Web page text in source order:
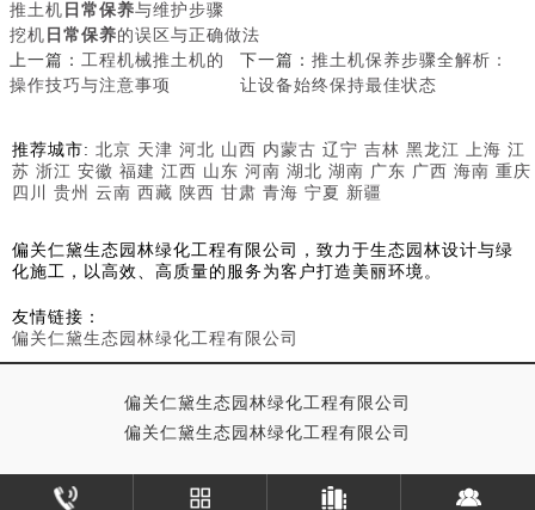
推土机 日常保养与维护步骤
挖机 日常保养的误区与正确做法
上一篇： 工程机械推土机的
操作技巧与注意事项
下一篇： 推土机保养步骤全解析：
让设备始终保持最佳状态
推荐城市: 北京 天津 河北 山西 内蒙古 辽宁 吉林 黑龙江 上海 江
苏 浙江 安徽 福建 江西 山东 河南 湖北 湖南 广东 广西 海南 重庆
四川
贵州 云南 西藏 陕西 甘肃 青海 宁夏 新疆
偏关仁黛生态园林绿化工程有限公司，致力于生态园林设计与绿
化施工，以高效、高质量的服务为客户打造美丽环境。
友情链接：
偏关仁黛生态园林绿化工程有限公司
偏关仁黛生态园林绿化工程有限公司
偏关仁黛生态园林绿化工程有限公司